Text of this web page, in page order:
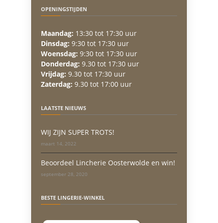
OPENINGSTIJDEN
Maandag: 13:30 tot 17:30 uur
Dinsdag: 9:30 tot 17:30 uur
Woensdag: 9:30 tot 17:30 uur
Donderdag: 9.30 tot 17:30 uur
Vrijdag: 9.30 tot 17:30 uur
Zaterdag: 9.30 tot 17:00 uur
LAATSTE NIEUWS
WIJ ZIJN SUPER TROTS!
maart 14, 2022
Beoordeel Lincherie Oosterwolde en win!
september 28, 2020
BESTE LINGERIE-WINKEL